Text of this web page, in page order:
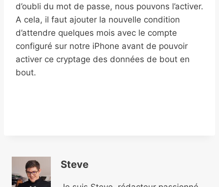
d’oubli du mot de passe, nous pouvons l’activer.
A cela, il faut ajouter la nouvelle condition
d’attendre quelques mois avec le compte
configuré sur notre iPhone avant de pouvoir
activer ce cryptage des données de bout en
bout.
Steve